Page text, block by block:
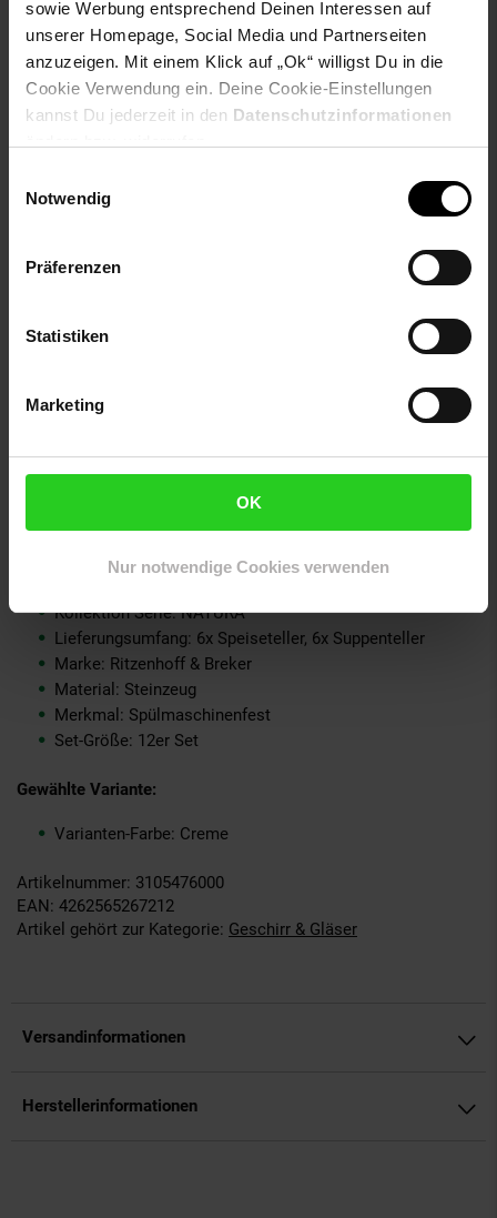
sowie Werbung entsprechend Deinen Interessen auf
unserer Homepage, Social Media und Partnerseiten
anzuzeigen. Mit einem Klick auf „Ok“ willigst Du in die
Cookie Verwendung ein. Deine Cookie-Einstellungen
kannst Du jederzeit in den Datenschutzinformationen
Notwendig
Präferenzen
Statistiken
Marketing
OK
Nur notwendige Cookies verwenden
6× Suppenteller
Artikeldetails:
Material: Steinzeug
Merkmal: Spülmaschinenfest
Höhe: ca. 2,5 cm
Durchmesser: ca. 21 cm
Anzahl Personen: 6
Serien-Bezeichnung: Natura
Elektroprodukt: Nein
Verantwortliche Person für die EU: Ritzenhoff & Breker
Deutschland, info@ritzenhoff-breker.de
GPSR PLZ & Ort: 33014 Bad Driburg
Produkttyp: Tafelservice
Kollektion Serie: NATURA
Lieferungsumfang: 6x Speiseteller, 6x Suppenteller
Marke: Ritzenhoff & Breker
Material: Steinzeug
Merkmal: Spülmaschinenfest
Set-Größe: 12er Set
Gewählte Variante:
Varianten-Farbe: Creme
Artikelnummer: 3105476000
EAN: 4262565267212
Artikel gehört zur Kategorie: Geschirr & Gläser
Versandinformationen
Herstellerinformationen